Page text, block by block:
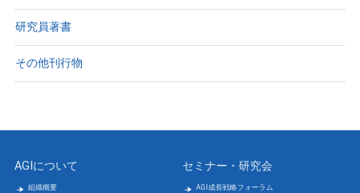
研究員著書
その他刊行物
AGIについて
組織概要
セミナー・研究会
AGI成長戦略フォーラム